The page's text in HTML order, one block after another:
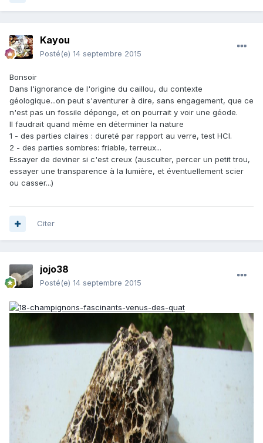
Kayou
Posté(e) 14 septembre 2015
Bonsoir
Dans l'ignorance de l'origine du caillou, du contexte
géologique...on peut s'aventurer à dire, sans engagement, que ce
n'est pas un fossile déponge, et on pourrait y voir une géode.
Il faudrait quand même en déterminer la nature
1 - des parties claires : dureté par rapport au verre, test HCl.
2 - des parties sombres: friable, terreux...
Essayer de deviner si c'est creux (ausculter, percer un petit trou,
essayer une transparence à la lumière, et éventuellement scier
ou casser...)
Citer
jojo38
Posté(e) 14 septembre 2015